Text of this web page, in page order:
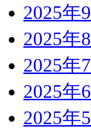
2025年
2025年
2025年
2025年
2025年